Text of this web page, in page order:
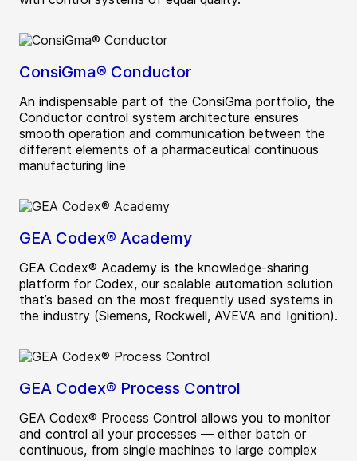
ConsiGma® Conductor
An indispensable part of the ConsiGma portfolio, the
Conductor control system architecture ensures
smooth operation and communication between the
different elements of a pharmaceutical continuous
manufacturing line
GEA Codex® Academy
GEA Codex® Academy is the knowledge-sharing
platform for Codex, our scalable automation solution
that’s based on the most frequently used systems in
the industry (Siemens, Rockwell, AVEVA and Ignition).
GEA Codex® Process Control
GEA Codex® Process Control allows you to monitor
and control all your processes — either batch or
continuous, from single machines to large complex